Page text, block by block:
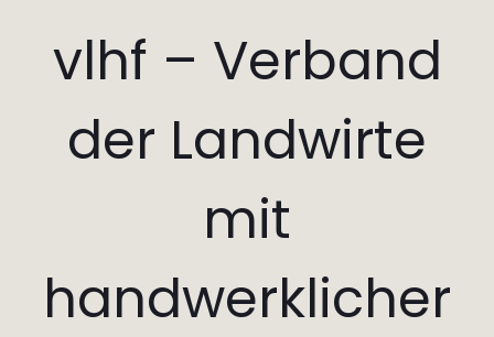
vlhf – Verband
der Landwirte
mit
handwerklicher